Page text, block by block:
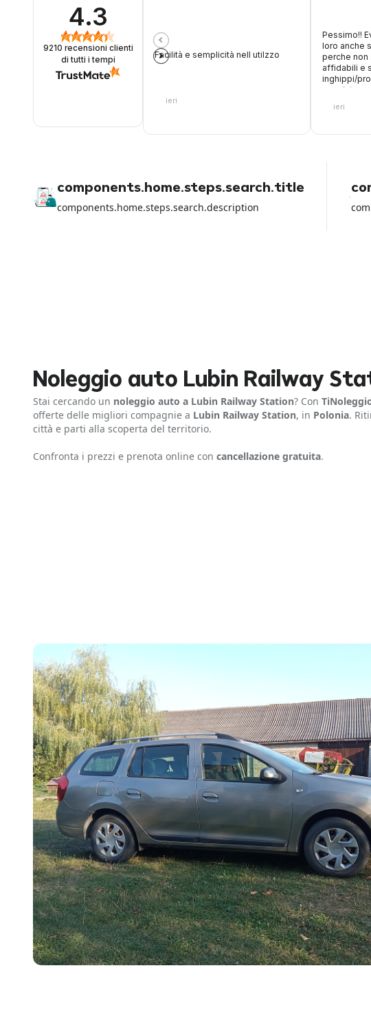
4.3
9210 recensioni clienti
di tutti i tempi
Facilità e semplicità nell utilzzo
ieri
Pessimo!!
loro anche
perche non
affidabili e
inghippi/
oer
accettano
accettano
loro non
aiutarmi a
rental car
ieri
components.home.steps.search.title
components.home.steps.search.description
Noleggio auto Lubin Railway
Stai cercando un noleggio auto a Lubin Railway Station? Con
offerte delle migliori compagnie a Lubin Railway Station, in Polonia.
città e parti alla scoperta del territorio.
Confronta i prezzi e prenota online con cancellazione gratuita.